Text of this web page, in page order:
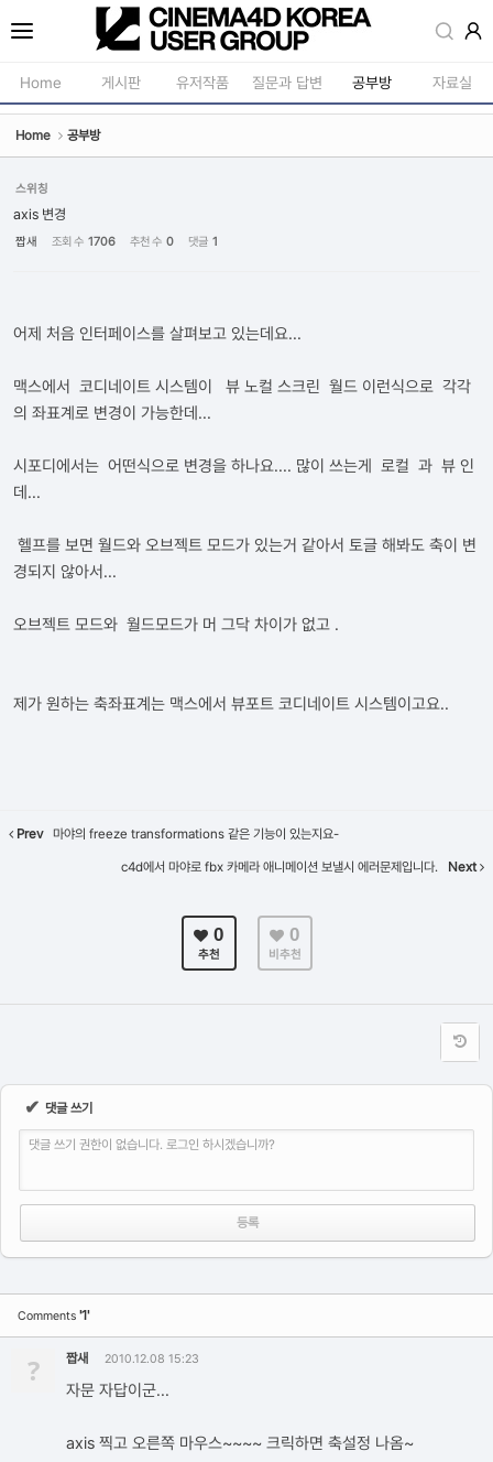
Home 게시판
공지사항
구인 / 홍보 / 프로젝트 의뢰
유저그룹방송
유저그룹세미나
유저작품 질문과 답변 공부방 자료실
기타
Home 공부방
스위칭
axis 변경
짭새 조회 수 1706 추천 수 0 댓글 1
어제 처음 인터페이스를 살펴보고 있는데요...
맥스에서 코디네이트 시스템이 뷰 노컬 스크린 월드 이런식으로 각각
의 좌표계로 변경이 가능한데...
시포디에서는 어떤식으로 변경을 하나요.... 많이 쓰는게 로컬 과 뷰 인
데...
헬프를 보면 월드와 오브젝트 모드가 있는거 같아서 토글 해봐도 축이 변
경되지 않아서...
오브젝트 모드와 월드모드가 머 그닥 차이가 없고 .
제가 원하는 축좌표계는 맥스에서 뷰포트 코디네이트 시스템이고요..
Prev 마야의 freeze transformations 같은 기능이 있는지요-
c4d에서 마야로 fbx 카메라 애니메이션 보낼시 에러문제입니다. Next
0
추천
0
비추천
✔ 댓글 쓰기
댓글 쓰기 권한이 없습니다. 로그인 하시겠습니까?
Comments '1'
? 짭새 2010.12.08 15:23
자문 자답이군...
axis 찍고 오른쪽 마우스~~~~ 크릭하면 축설정 나옴~
Sketchbook5, 스케치북5
Sketchbook5, 스케치북5